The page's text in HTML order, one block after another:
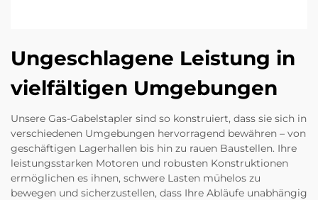
Ungeschlagene Leistung in
vielfältigen Umgebungen
Unsere Gas-Gabelstapler sind so konstruiert, dass sie sich in
verschiedenen Umgebungen hervorragend bewähren – von
geschäftigen Lagerhallen bis hin zu rauen Baustellen. Ihre
leistungsstarken Motoren und robusten Konstruktionen
ermöglichen es ihnen, schwere Lasten mühelos zu
bewegen und sicherzustellen, dass Ihre Abläufe unabhängig